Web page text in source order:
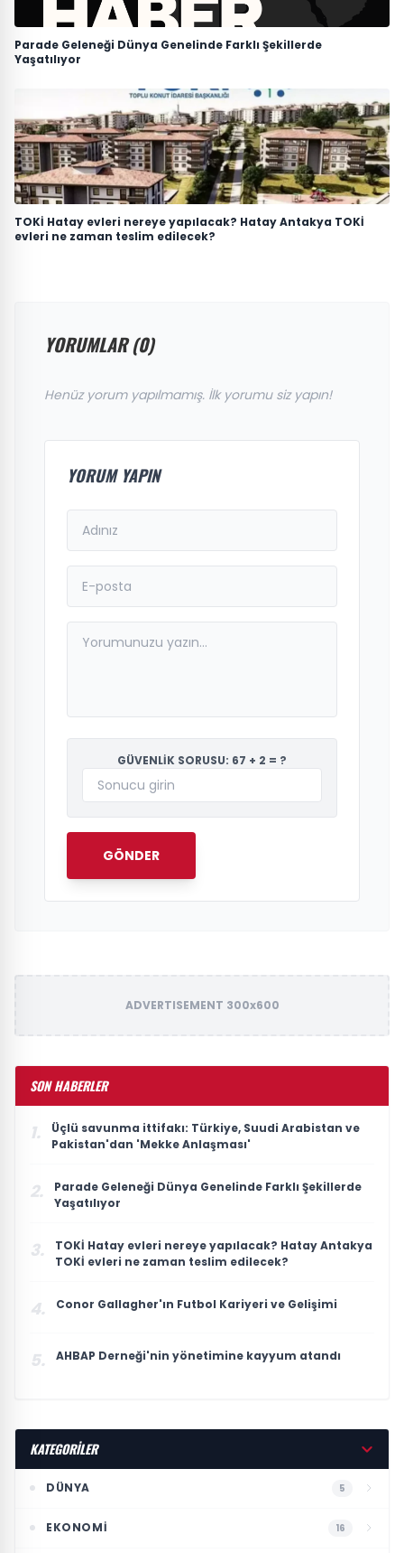
Parade Geleneği Dünya Genelinde Farklı Şekillerde
Yaşatılıyor
TOKİ Hatay evleri nereye yapılacak? Hatay Antakya TOKİ
evleri ne zaman teslim edilecek?
YORUMLAR (0)
Henüz yorum yapılmamış. İlk yorumu siz yapın!
YORUM YAPIN
GÜVENLİK SORUSU: 67 + 2 = ?
GÖNDER
ADVERTISEMENT 300x600
SON HABERLER
1.
Üçlü savunma ittifakı: Türkiye, Suudi Arabistan ve
Pakistan'dan 'Mekke Anlaşması'
2.
Parade Geleneği Dünya Genelinde Farklı Şekillerde
Yaşatılıyor
3.
TOKİ Hatay evleri nereye yapılacak? Hatay Antakya
TOKİ evleri ne zaman teslim edilecek?
4. Conor Gallagher'ın Futbol Kariyeri ve Gelişimi
5. AHBAP Derneği'nin yönetimine kayyum atandı
KATEGORİLER
DÜNYA 5
EKONOMI 16